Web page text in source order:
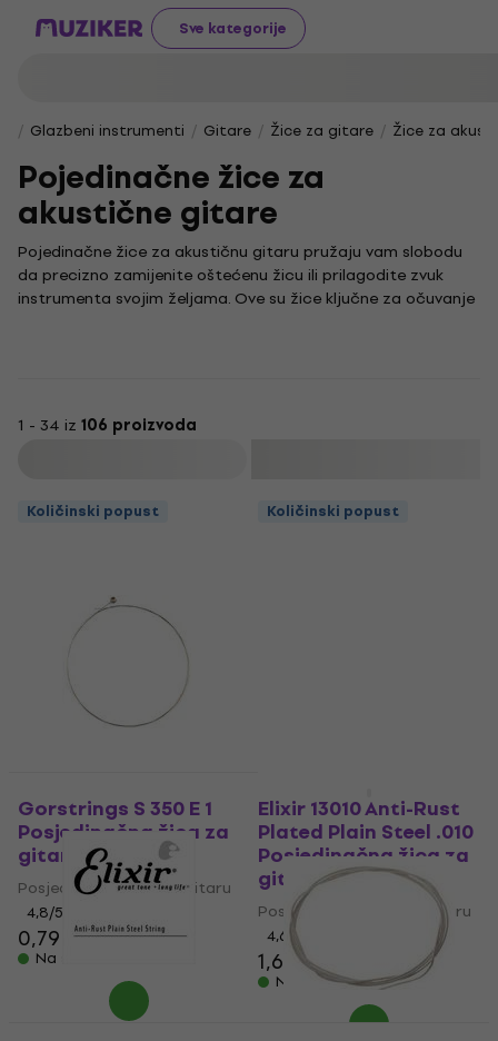
Sve kategorije
Glazbeni instrumenti Gitare Žice za gitare Žice za
Pojedinačne žice za
akustične gitare
Pojedinačne žice za akustičnu gitaru pružaju vam slobodu
da precizno zamijenite oštećenu žicu ili prilagodite zvuk
instrumenta svojim željama. Ove su žice ključne za očuvanje
izražajnost i dinamiku svoje svirke. Uživajte u svakom tonu i
1 - 34 iz 106 proizvoda
Količinski popust
Gorstrings S 350 E 1
Posjedinačna žica za
gitaru
Posjedinačna žica za gitaru
4,8/5
0,79 €
Na skladištu
Količinski popust
Elixir 13010 Anti-Rust
Plated Plain Steel .010
Posjedinačna žica za
gitaru
Posjedinačna žica za gitaru
4,6 /5
1,69 €1,79 €
Na skladištu